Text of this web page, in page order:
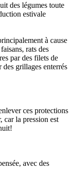
des légumes toute
estivale
à cause
rats des
par des filets de
grillages enterrés
ces protections
car la pression est
avec des